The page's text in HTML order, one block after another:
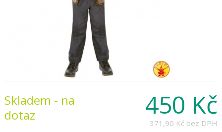
450 Kč
371,90 Kč bez DPH
Skladem - na
dotaz